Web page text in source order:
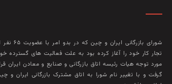
شورای بازرگانی ایران و چین که در بدو امر با
تجار کار خود را آغاز کرده بود به علت فعاليت‌ های گسترده
مورد توجه هيات رئيسه اتاق بازرگانی و صنايع و معادن ايران
گرفت و با تغيير نام شورا به اتاق مشترک بازرگانی ايران و